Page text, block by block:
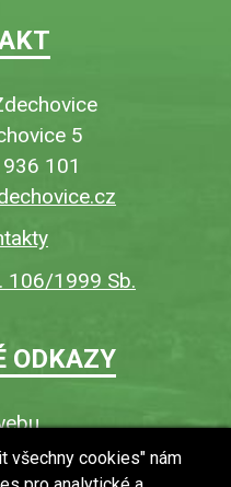
5
101
106/1999 Sb.
ODKAZY
všechny cookies" nám